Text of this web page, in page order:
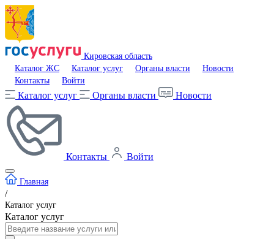
Кировская область
Каталог ЖС
Каталог услуг Органы власти
Новости
Контакты
Войти
Каталог услуг Органы власти Новости
Контакты Войти
Главная
/
Каталог услуг
Каталог услуг